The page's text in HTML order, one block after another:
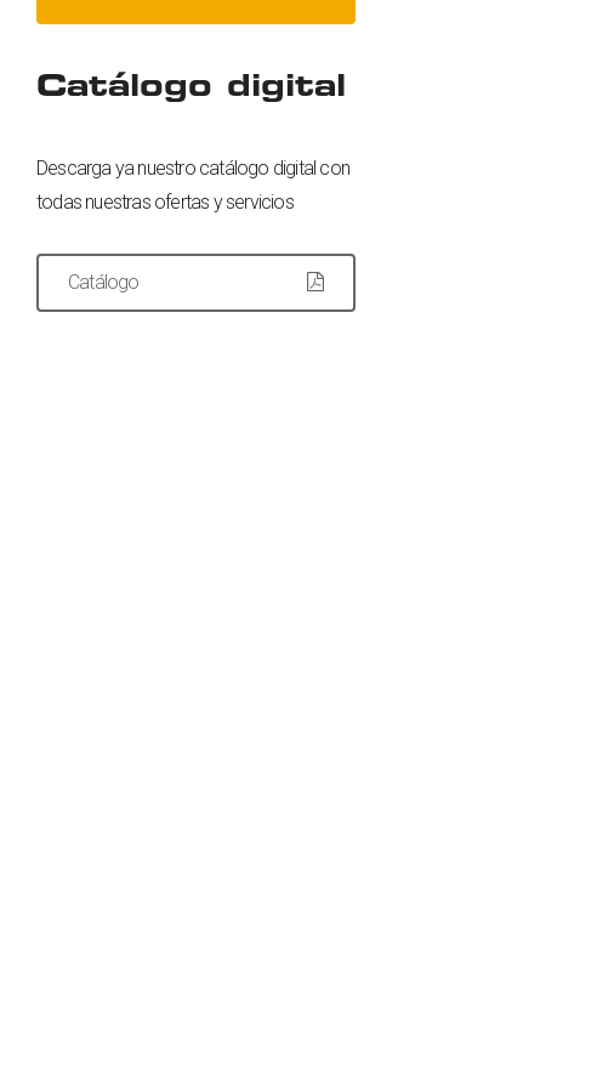
Catálogo digital
Descarga ya nuestro catálogo digital con
todas nuestras ofertas y servicios
Catálogo